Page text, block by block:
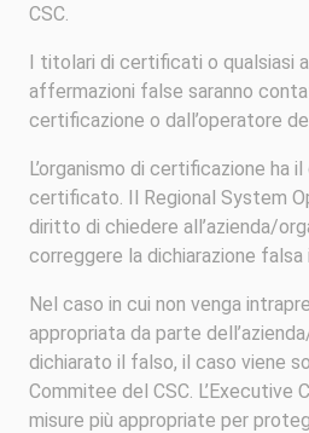
CSC.
I titolari di certificati o qualsiasi
affermazioni false saranno
certificazione o dall’operatore
L’organismo di certificazione ha
certificato. Il Regional System
diritto di chiedere all’azienda/
correggere la dichiarazione falsa
Nel caso in cui non venga
appropriata da parte
dichiarato il falso, il caso viene
Commitee del CSC. L’Executive
misure più appropriate per